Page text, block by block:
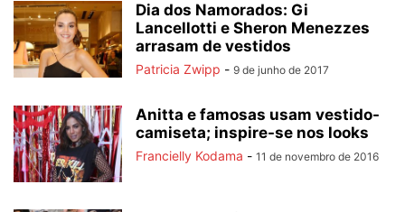
Dia dos Namorados: Gi
Lancellotti e Sheron Menezzes
arrasam de vestidos
Patricia Zwipp - 9 de junho de 2017
Anitta e famosas usam vestido-
camiseta; inspire-se nos looks
Francielly Kodama - 11 de novembro de 2016